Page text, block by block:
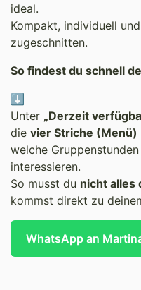
ideal.
Kompakt, individuell
zugeschnitten.
So findest du schnell
⬇️
Unter „Derzeit
die vier Striche (Menü)
welche
interessieren.
So musst du nicht alles
kommst direkt zu
WhatsApp an